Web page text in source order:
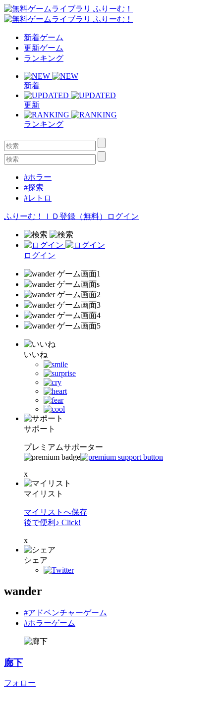
新着ゲーム
更新ゲーム
ランキング
新着
更新
ランキング
#ホラー
#探索
#レトロ
ふりーむ！ＩＤ登録（無料） ログイン
ログイン
いいね
サポート
プレミアムサポーター
x
マイリスト
マイリストへ保存
後で便利♪ Click!
x
シェア
wander
#アドベンチャーゲーム
#ホラーゲーム
廊下
フォロー